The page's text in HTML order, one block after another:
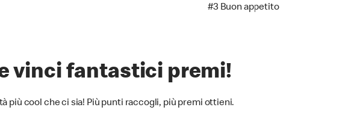
#3 Buon appetito
vinci fantastici premi!
più cool che ci sia! Più punti raccogli, più premi ottieni.